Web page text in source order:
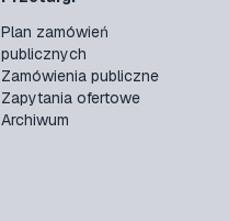
Plan zamówień
publicznych
Zamówienia publiczne
Zapytania ofertowe
Archiwum